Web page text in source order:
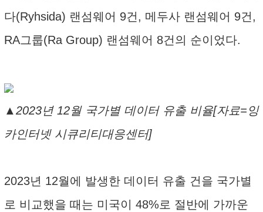
다(Ryhsida) 랜섬웨어 9건, 메두사 랜섬웨어 9건,
RA그룹(Ra Group) 랜섬웨어 8건의 순이었다.
▲2023년 12월 국가별 데이터 유출 비율[자료=잉
카인터넷 시큐리티대응센터]
2023년 12월에 발생한 데이터 유출 건을 국가별
로 비교했을 때는 미국이 48%로 절반에 가까운